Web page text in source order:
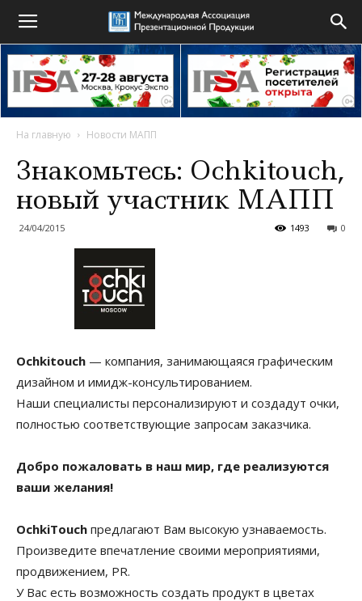
На главную Новости МАПП
Знакомьтесь: Ochkitouch,
новый участник МАПП
24/04/2015 0
1493
Ochkitouch — компания, занимающаяся графическим
дизайном и имидж-консультированием.
Наши специалисты персонализируют и создадут очки,
полностью соответствующие запросам заказчика.
Добро пожаловать в наш мир, где реализуются
ваши желания!
OchkiTouch предлагают Вам высокую узнаваемость.
Произведите впечатление своими мероприятиями,
продвижением, PR.
У Вас есть возможность создать продукт в цветах